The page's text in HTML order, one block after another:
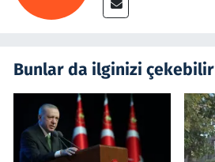
Bunlar da ilginizi çekebilir